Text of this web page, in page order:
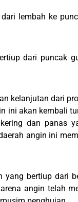
lembah ke
dari puncak
kelanjutan dari
ini akan kembali
dan panas
angin ini
bertiup dari
angin telah